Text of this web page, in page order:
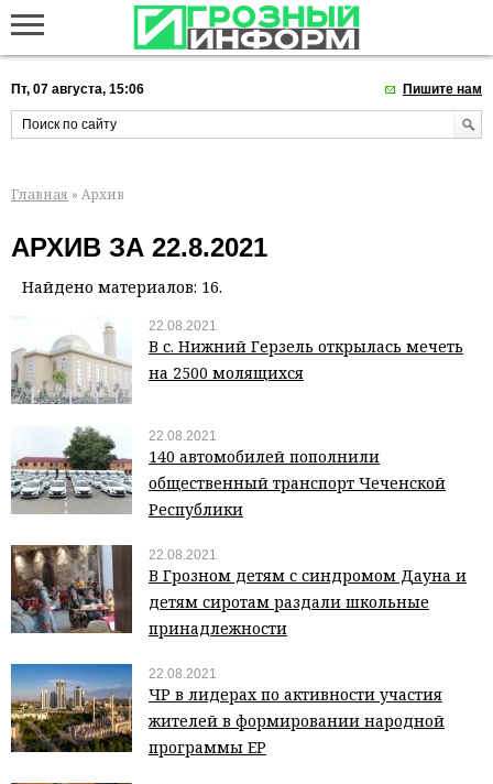
Пт, 07 августа, 15:06 Пишите нам
Главная » Архив
АРХИВ ЗА 22.8.2021
Найдено материалов: 16.
22.08.2021
В с. Нижний Герзель открылась мечеть
на 2500 молящихся
22.08.2021
140 автомобилей пополнили
общественный транспорт Чеченской
Республики
22.08.2021
В Грозном детям с синдромом Дауна и
детям сиротам раздали школьные
принадлежности
22.08.2021
ЧР в лидерах по активности участия
жителей в формировании народной
программы ЕР